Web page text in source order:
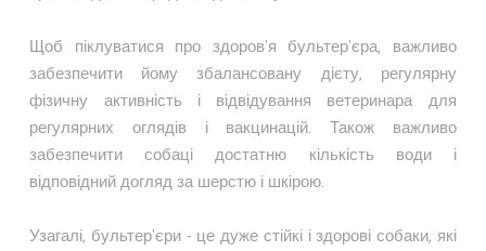
Щоб піклуватися про здоров'я бультер'єра, важливо
забезпечити йому збалансовану дієту, регулярну
фізичну активність і відвідування ветеринара для
регулярних оглядів і вакцинацій. Також важливо
забезпечити собаці достатню кількість води і
відповідний догляд за шерстю і шкірою.
Узагалі, бультер'єри - це дуже стійкі і здорові собаки, які